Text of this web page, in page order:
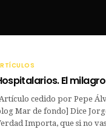
El
cedido por Pepe
Mar de fondo] Dice
Importa, que si no